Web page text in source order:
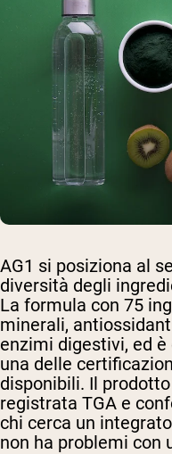
AG1 si posiziona al
diversità degli
La formula con 75
minerali,
enzimi digestivi, ed
una delle
disponibili. Il
registrata TGA e
chi cerca un
non ha problemi con